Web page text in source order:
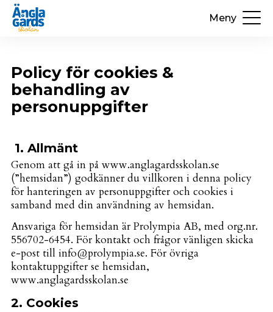
Meny
Policy för cookies &
behandling av
personuppgifter
1. Allmänt
Genom att gå in på www.anglagardsskolan.se
(”hemsidan”) godkänner du villkoren i denna policy
för hanteringen av personuppgifter och cookies i
samband med din användning av hemsidan.
Ansvariga för hemsidan är Prolympia AB, med org.nr.
556702-6454. För kontakt och frågor vänligen skicka
e-post till info@prolympia.se. För övriga
kontaktuppgifter se hemsidan,
www.anglagardsskolan.se
2. Cookies